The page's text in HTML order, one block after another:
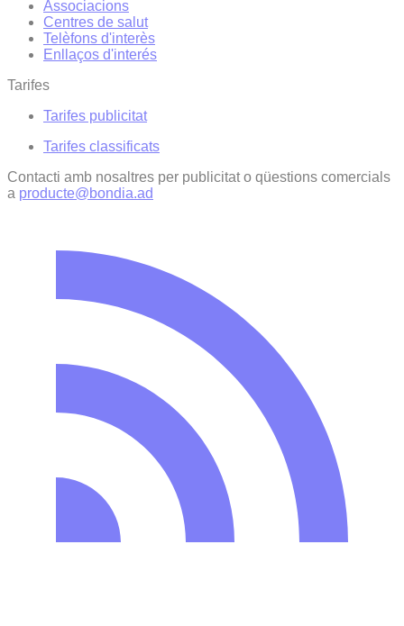
Associacions
Centres de salut
Telèfons d'interès
Enllaços d'interés
Tarifes
Tarifes publicitat
Tarifes classificats
Contacti amb nosaltres per publicitat o qüestions comercials
a producte@bondia.ad